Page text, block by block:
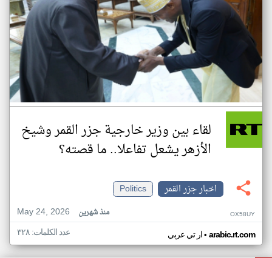
لقاء بين وزير خارجية جزر القمر وشيخ
الأزهر يشعل تفاعلا.. ما قصته؟
اخبار جزر القمر
Politics
May 24, 2026
منذ شهرين OX58UY
ار تي عربي• arabic.rt.com عدد الكلمات: ٣٢٨